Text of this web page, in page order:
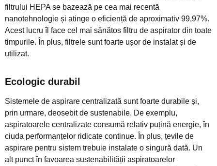
filtrului HEPA se bazează pe cea mai recentă
nanotehnologie și atinge o eficiență de aproximativ 99,97%.
Acest lucru îl face cel mai sănătos filtru de aspirator din toate
timpurile. În plus, filtrele sunt foarte ușor de instalat și de
utilizat.
Ecologic durabil
Sistemele de aspirare centralizată sunt foarte durabile și,
prin urmare, deosebit de sustenabile. De exemplu,
aspiratoarele centralizate consumă relativ puțină energie, în
ciuda performanțelor ridicate continue. În plus, țevile de
aspirare pentru sistem trebuie instalate o singură dată. Un
alt punct în favoarea sustenabilității aspiratoarelor